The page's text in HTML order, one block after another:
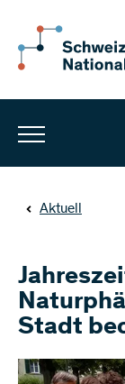
Aktuell
Stadt